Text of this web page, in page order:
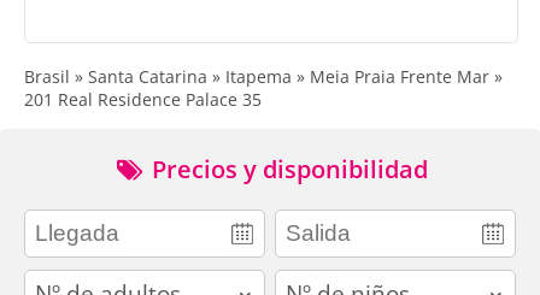
Brasil » Santa Catarina » Itapema » Meia Praia Frente Mar »
201 Real Residence Palace 35
Precios y disponibilidad
adults children